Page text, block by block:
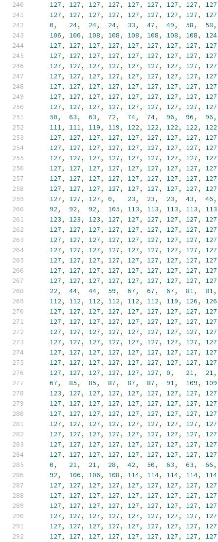
127, 127, 127, 127, 127, 127, 127, 127, 127
127, 127, 127, 127, 127, 127, 127, 127, 127
0, 24, 24, 24, 33, 47, 49, 58, 58,
106, 106, 108, 108, 108, 108, 108, 108, 124
127, 127, 127, 127, 127, 127, 127, 127, 127
127, 127, 127, 127, 127, 127, 127, 127, 127
127, 127, 127, 127, 127, 127, 127, 127, 127
127, 127, 127, 127, 127, 127, 127, 127, 127
127, 127, 127, 127, 127, 127, 127, 127, 127
127, 127, 127, 127, 127, 127, 127, 127, 127
127, 127, 127, 127, 127, 127, 127, 127, 127
50, 63, 63, 72, 74, 74, 96, 96, 96,
111, 111, 119, 119, 122, 122, 122, 122, 122
127, 127, 127, 127, 127, 127, 127, 127, 127
127, 127, 127, 127, 127, 127, 127, 127, 127
127, 127, 127, 127, 127, 127, 127, 127, 127
127, 127, 127, 127, 127, 127, 127, 127, 127
127, 127, 127, 127, 127, 127, 127, 127, 127
127, 127, 127, 127, 127, 127, 127, 127, 127
127, 127, 127, 0, 23, 23, 23, 43, 46,
92, 92, 92, 105, 113, 113, 113, 113, 113
123, 123, 123, 127, 127, 127, 127, 127, 127
127, 127, 127, 127, 127, 127, 127, 127, 127
127, 127, 127, 127, 127, 127, 127, 127, 127
127, 127, 127, 127, 127, 127, 127, 127, 127
127, 127, 127, 127, 127, 127, 127, 127, 127
127, 127, 127, 127, 127, 127, 127, 127, 127
127, 127, 127, 127, 127, 127, 127, 127, 127
22, 44, 44, 59, 67, 67, 67, 81, 81,
112, 112, 112, 112, 112, 112, 119, 126, 126
127, 127, 127, 127, 127, 127, 127, 127, 127
127, 127, 127, 127, 127, 127, 127, 127, 127
127, 127, 127, 127, 127, 127, 127, 127, 127
127, 127, 127, 127, 127, 127, 127, 127, 127
127, 127, 127, 127, 127, 127, 127, 127, 127
127, 127, 127, 127, 127, 127, 127, 127, 127
127, 127, 127, 127, 127, 127, 0, 21, 21,
67, 85, 85, 87, 87, 87, 91, 109, 109
123, 127, 127, 127, 127, 127, 127, 127, 127
127, 127, 127, 127, 127, 127, 127, 127, 127
127, 127, 127, 127, 127, 127, 127, 127, 127
127, 127, 127, 127, 127, 127, 127, 127, 127
127, 127, 127, 127, 127, 127, 127, 127, 127
127, 127, 127, 127, 127, 127, 127, 127, 127
127, 127, 127, 127, 127, 127, 127, 127, 127
0, 21, 21, 28, 42, 50, 63, 63, 66,
92, 106, 106, 108, 114, 114, 114, 114, 114
127, 127, 127, 127, 127, 127, 127, 127, 127
127, 127, 127, 127, 127, 127, 127, 127, 127
127, 127, 127, 127, 127, 127, 127, 127, 127
127, 127, 127, 127, 127, 127, 127, 127, 127
127, 127, 127, 127, 127, 127, 127, 127, 127
127, 127, 127, 127, 127, 127, 127, 127, 127